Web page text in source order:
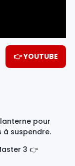
👉 YOUTUBE
pour
à suspendre.
3 👉